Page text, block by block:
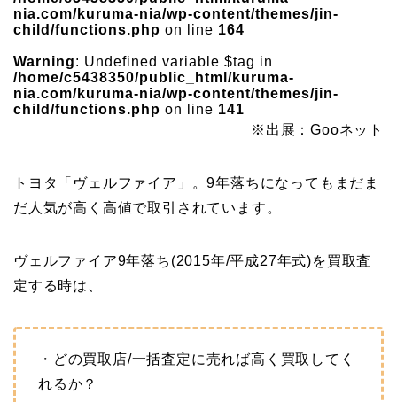
nia.com/kuruma-nia/wp-content/themes/jin-
child/functions.php on line 164
Warning: Undefined variable $tag in
/home/c5438350/public_html/kuruma-
nia.com/kuruma-nia/wp-content/themes/jin-
child/functions.php on line 141
※出展：Gooネット
トヨタ「ヴェルファイア」。9年落ちになってもまだま
だ人気が高く高値で取引されています。
ヴェルファイア9年落ち(2015年/平成27年式)を買取査
定する時は、
・どの買取店/一括査定に売れば高く買取してく
れるか？